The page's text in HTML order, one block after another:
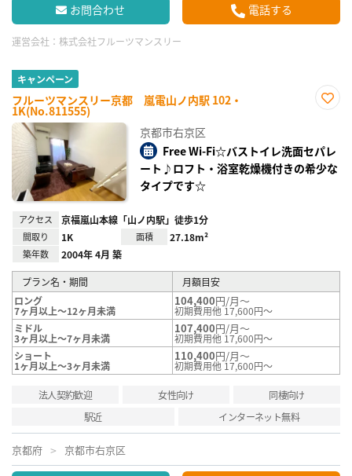
お問合わせ 電話する
運営会社： 株式会社フルーツマンスリー
キャンペーン
フルーツマンスリー京都 嵐電山ノ内駅 102・
1K(No.811555)
録
京都市右京区
Free Wi-Fi☆バストイレ洗面セパレ
ート♪ロフト・浴室乾燥機付きの希少な
タイプです☆
アクセス 京福嵐山本線「山ノ内駅」徒歩1分
間取り 1K 面積 27.18m²
築年数 2004年 4月 築
プラン名・期間
月額目安
ロング
7ヶ月以上～12ヶ月未満
104,400円/月～
初期費用他 17,600円～
ミドル
3ヶ月以上～7ヶ月未満
107,400円/月～
初期費用他 17,600円～
ショート
1ヶ月以上～3ヶ月未満
110,400円/月～
初期費用他 17,600円～
法人契約歓迎 女性向け
同棲向け
駅近
インターネット無料
京都府 京都市右京区